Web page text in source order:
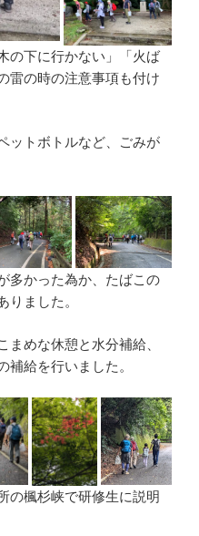
の下に行かない」「火ば
雷の時の注意事項も付け
ットボトルなど、ごみが
多かった為か、たばこの
りました。
めな休憩と水分補給、
補給を行いました。
の楓杉峡で研修生に説明